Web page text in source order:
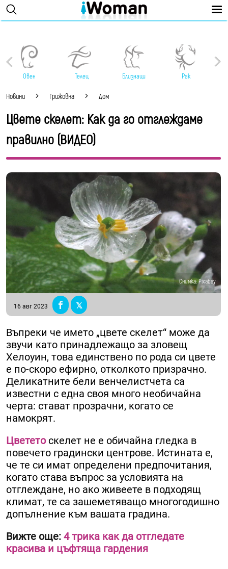
Овен Телец Близнаци Рак
Новини Грижовна Дом
Цвете скелет: Как да го отглеждаме
правилно (ВИДЕО)
Снимка: Pixabay
16 авг 2023
Въпреки че името „цвете скелет“ може да
звучи като принадлежащо за зловещ
Хелоуин, това единствено по рода си цвете
е по-скоро ефирно, отколкото призрачно.
Деликатните бели венчелистчета са
известни с една своя много необичайна
черта: стават прозрачни, когато се
намокрят.
Цветето скелет не е обичайна гледка в
повечето градински центрове. Истината е,
че те си имат определени предпочитания,
когато става въпрос за условията на
отглеждане, но ако живеете в подходящ
климат, те са зашеметяващо многогодишно
допълнение към вашата градина.
Вижте още: 4 трика как да отгледате
красива и цъфтяща гардения